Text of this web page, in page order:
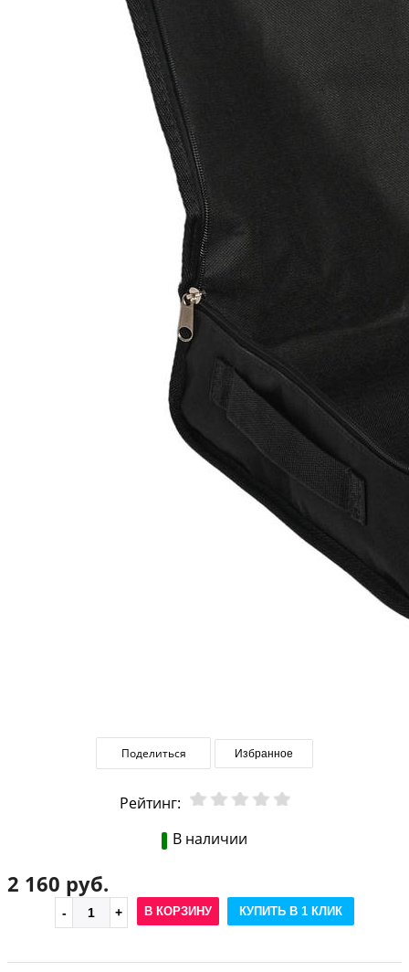
Поделиться Избранное
Рейтинг:
В наличии
2 160 руб.
В КОРЗИНУ КУПИТЬ В 1 КЛИК